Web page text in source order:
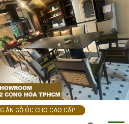
ĂN GỖ ÓC CHO CAO CẤP